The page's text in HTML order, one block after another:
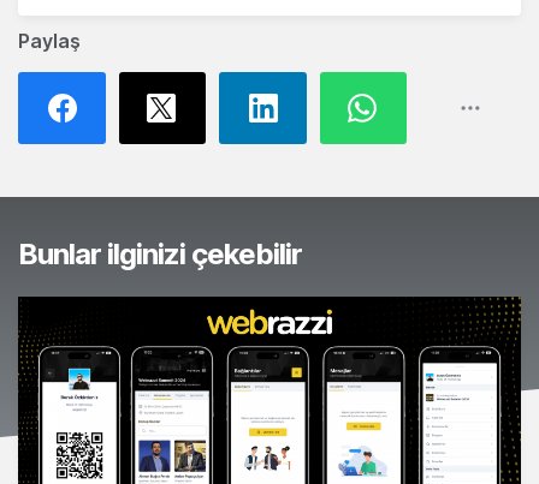
Paylaş
Bunlar ilginizi çekebilir